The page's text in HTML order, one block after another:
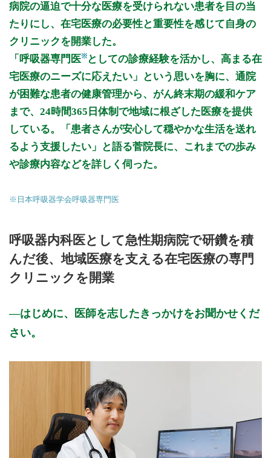
※当院はべる皮ふ科形成外科様のとなりの建物になります。
※クリニック到着後インターフォンをご利用下さい。
☆訪問診療の初回受診予約は月~金まで受付しています。ネッ
トまたはお電話にてご予約をお願い致します。
☆ネット予約は24時間受付しております。(受付完了後
9:00~17:00 の時間帯にクリニックよりご連絡させていただき
す。)
☆臨時往診の調整を行う都合上、外来(火・木の
み/15:30~17:00)は完全予約制とさせて頂きます。診察をご希
ない場合、診察ができない場合がございます。ご了承お願いい
たします。
※診療時間や臨時休診・診療内容等について、事前に必ず医療
公式HPはこちら
病院の逼迫で十分な医療を受けられない患者を目の当
たりにし、在宅医療の必要性と重要性を感じて自身の
クリニックを開業した。
「呼吸器専門医※ としての診療経験を活かし、高まる在
宅医療のニーズに応えたい」という思いを胸に、通院
が困難な患者の健康管理から、がん終末期の緩和ケア
まで、24時間365日体制で地域に根ざした医療を提供
している。「患者さんが安心して穏やかな生活を送れ
るよう支援したい」と語る菅院長に、これまでの歩み
や診療内容などを詳しく伺った。
※日本呼吸器学会呼吸器専門医
呼吸器内科医として急性期病院で研鑽を積
んだ後、地域医療を支える在宅医療の専門
クリニックを開業
はじめに、医師を志したきっかけをお聞かせくだ
さい。